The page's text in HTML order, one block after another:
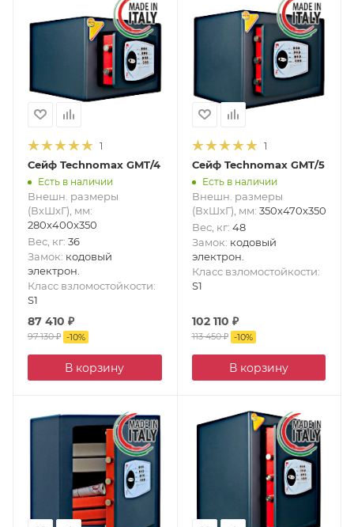
1
Сейф Technomax GMT/4
Есть в наличии
Внешн. размеры
(ВxШxГ), мм:
280x400x350
Вес, кг: 36
Замок: кодовый
электрон.
Класс взломостойкости:
S1
87 410 ₽
97 130₽ -10%
В корзину
1
Сейф Technomax GMT/5
Есть в наличии
Внешн. размеры
(ВxШxГ), мм: 350x470x350
Вес, кг: 48
Замок: кодовый
электрон.
Класс взломостойкости:
S1
102 110 ₽
113 450₽ -10%
В корзину